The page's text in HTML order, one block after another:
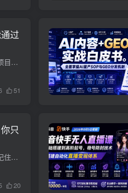
过
公众号流量主变现项目，普通人也能通过这个项目日入四位数（更新26年8月） 项目介绍： 普通人也能通过这个项目尝到日入四位数、月入几万的甜头，不管是新手老手、新号老号，都能平等地给你推荐...
51
只
付费文章：佛学第一弹，关于佛学，你只需要记住四个字 文章介绍 很多人讲佛学，都喜欢讲的玄而又玄，似乎讲的越晦涩、越玄奥，就表明自己越高深。 怨不得有人说中国没有过哲学，并非完全没道理...
20